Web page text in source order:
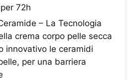
72h
– La Tecnologia
crema corpo pelle secca
innovativo le ceramidi
per una barriera